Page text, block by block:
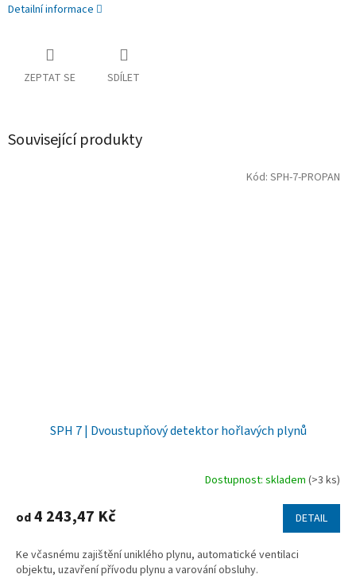
Detailní informace
ZEPTAT SE SDÍLET
Související produkty
SPH 7 | Dvoustupňový detektor hořlavých plynů
Dostupnost: skladem (>3 ks)
od4 243,47 Kč DETAIL
Ke včasnému zajištění uniklého plynu, automatické ventilaci
objektu, uzavření přívodu plynu a varování obsluhy.
Kód: SPH-7-PROPAN